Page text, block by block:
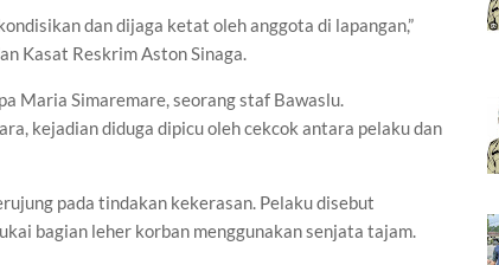
dan dijaga ketat oleh anggota di lapangan,”
Kasat Reskrim Aston Sinaga.
Maria Simaremare, seorang staf Bawaslu.
kejadian diduga dipicu oleh cekcok antara pelaku dan
pada tindakan kekerasan. Pelaku disebut
bagian leher korban menggunakan senjata tajam.